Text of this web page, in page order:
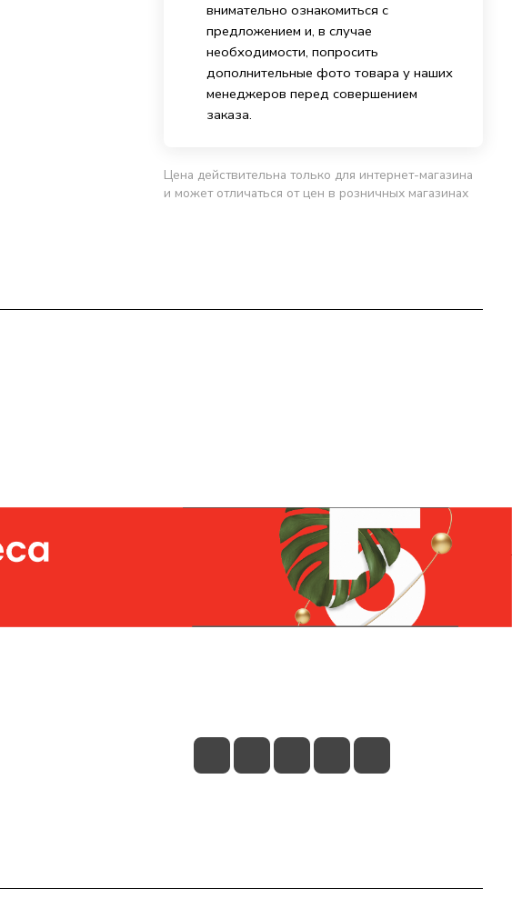
внимательно ознакомиться с
предложением и, в случае
необходимости, попросить
дополнительные фото товара у наших
менеджеров перед совершением
заказа.
Цена действительна только для интернет-магазина
и может отличаться от цен в розничных магазинах